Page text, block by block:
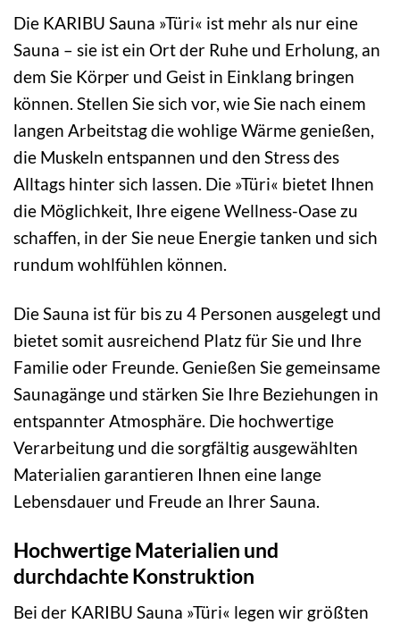
Die KARIBU Sauna »Türi« ist mehr als nur eine
Sauna – sie ist ein Ort der Ruhe und Erholung, an
dem Sie Körper und Geist in Einklang bringen
können. Stellen Sie sich vor, wie Sie nach einem
langen Arbeitstag die wohlige Wärme genießen,
die Muskeln entspannen und den Stress des
Alltags hinter sich lassen. Die »Türi« bietet Ihnen
die Möglichkeit, Ihre eigene Wellness-Oase zu
schaffen, in der Sie neue Energie tanken und sich
rundum wohlfühlen können.
Die Sauna ist für bis zu 4 Personen ausgelegt und
bietet somit ausreichend Platz für Sie und Ihre
Familie oder Freunde. Genießen Sie gemeinsame
Saunagänge und stärken Sie Ihre Beziehungen in
entspannter Atmosphäre. Die hochwertige
Verarbeitung und die sorgfältig ausgewählten
Materialien garantieren Ihnen eine lange
Lebensdauer und Freude an Ihrer Sauna.
Hochwertige Materialien und
durchdachte Konstruktion
Bei der KARIBU Sauna »Türi« legen wir größten